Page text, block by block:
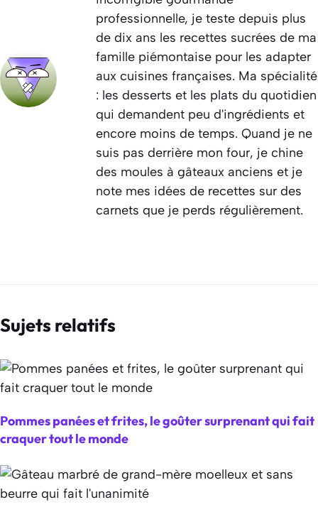
professionnelle, je teste depuis plus
de dix ans les recettes sucrées de ma
famille piémontaise pour les adapter
aux cuisines françaises. Ma spécialité
: les desserts et les plats du quotidien
qui demandent peu d'ingrédients et
encore moins de temps. Quand je ne
suis pas derrière mon four, je chine
des moules à gâteaux anciens et je
note mes idées de recettes sur des
carnets que je perds régulièrement.
Sujets relatifs
Pommes panées et frites, le goûter surprenant qui fait
craquer tout le monde